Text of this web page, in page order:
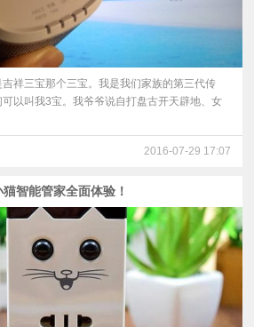
祥三宝那个三宝。我是我们家族的第三代传
以叫我3宝。我爷爷说自打盘古开天辟地、女
2016-07-29 17:07
智能管家全面体验！